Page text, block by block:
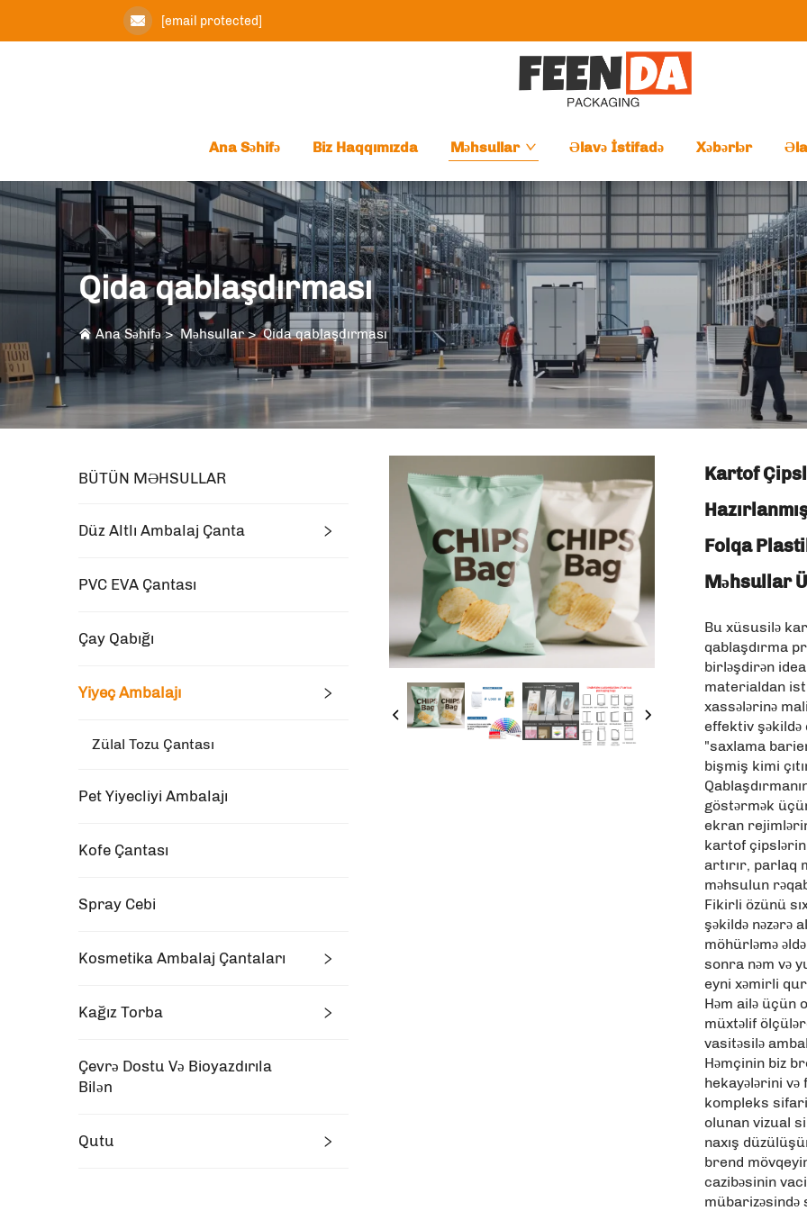
[email protected]
Ana Səhifə Biz Haqqımızda Məhsullar Əlavə İstifadə Xəbərlər
Qida qablaşdırması
Ana Səhifə>Məhsullar>Qida qablaşdırması
BÜTÜN MƏHSULLAR
Düz Altlı Ambalaj Çanta
PVC EVA Çantası
Çay Qabığı
Yiyeç Ambalajı
Zülal Tozu Çantası
Pet Yiyecliyi Ambalajı
Kofe Çantası
Spray Cebi
Kosmetika Ambalaj Çantaları
Kağız Torba
Çevrə Dostu Və Bioyazdırıla
Bilən
Qutu
Kartof
Folqa
Məhsullar
Bu xüsusilə
qablaşdırma
birləşdirən
materialdan
xassələrinə
effektiv
"saxlama
bişmiş kimi
göstərmək
ekran
kartof
artırır, parlaq
məhsulun
Fikirli özünü
şəkildə nəzərə
möhürləmə
sonra nəm və
eyni xəmirli
Həm ailə üçün
müxtəlif
vasitəsilə
Həmçinin biz
hekayələrini və
kompleks
olunan vizual
naxış
brend
cazibəsinin
mübarizəsində